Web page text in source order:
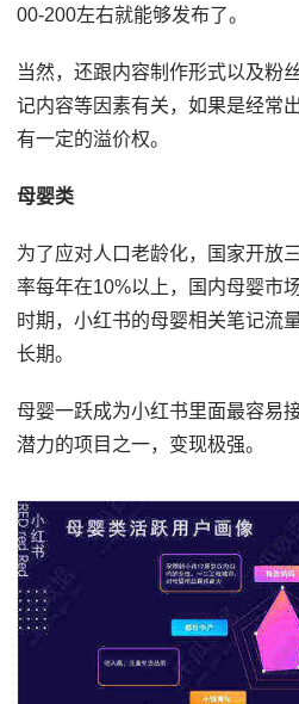
00-200左右就能够发布了。
当然，还跟内容制作形式以及粉
记内容等因素有关，如果是经常
有一定的溢价权。
母婴类
为了应对人口老龄化，国家开放
率每年在10%以上，国内母婴市
时期，小红书的母婴相关笔记流
长期。
母婴一跃成为小红书里面最容易
潜力的项目之一，变现极强。